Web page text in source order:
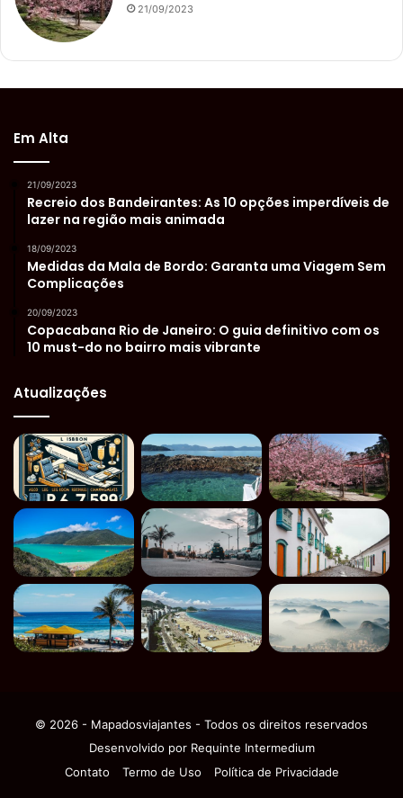
21/09/2023
Em Alta
21/09/2023
Recreio dos Bandeirantes: As 10 opções imperdíveis de
lazer na região mais animada
18/09/2023
Medidas da Mala de Bordo: Garanta uma Viagem Sem
Complicações
20/09/2023
Copacabana Rio de Janeiro: O guia definitivo com os
10 must-do no bairro mais vibrante
Atualizações
© 2026 - Mapadosviajantes - Todos os direitos reservados
Desenvolvido por Requinte Intermedium
Contato
Termo de Uso Política de Privacidade